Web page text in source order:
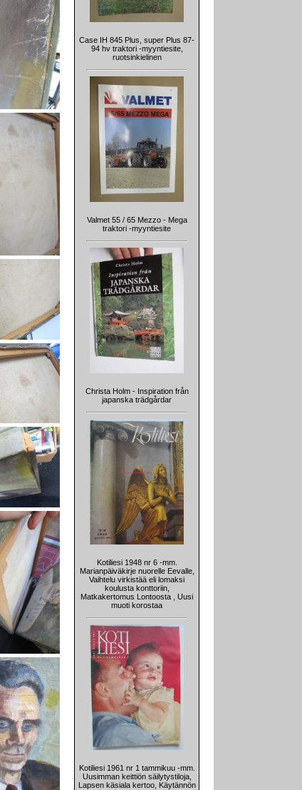
Case IH 845 Plus, super Plus 87-
94 hv traktori -myyntiesite,
ruotsinkielinen
Valmet 55 / 65 Mezzo - Mega
traktori -myyntiesite
Christa Holm - Inspiration från
japanska trädgårdar
Kotiliesi 1948 nr 6 -mm.
Marianpäiväkirje nuorelle Eevalle,
Vaihtelu virkistää eli lomaksi
koulusta konttoriin,
Matkakertomus Lontoosta , Uusi
muoti korostaa
Kotiliesi 1961 nr 1 tammikuu -mm.
Uusimman keittiön säilytystiloja,
Lapsen käsiala kertoo, Käytännön